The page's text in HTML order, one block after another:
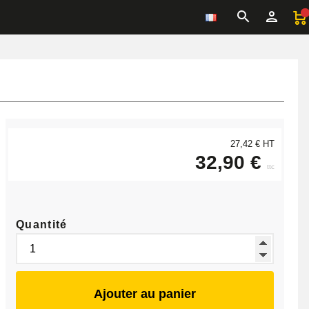
27,42 € HT
32,90 € ttc
Quantité
Ajouter au panier